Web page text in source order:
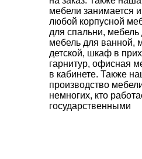
мебели занимается
любой корпусной
для спальни, мебель
мебель для ванной,
детской, шкаф в
гарнитур, офисная
в кабинете. Также
производство
немногих, кто
государственными